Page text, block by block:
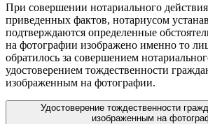
При совершении нотариального
приведенных фактов, нотариусом
подтверждаются определенные
на фотографии изображено именно то
обратилось за совершением
удостоверением тождественности
изображенным на фотографии.
Удостоверение тождественности
изображенным на